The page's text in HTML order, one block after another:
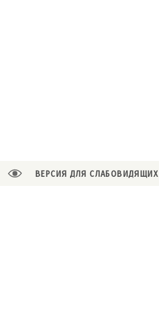
ВЕРСИЯ ДЛЯ СЛАБОВИДЯЩИХ